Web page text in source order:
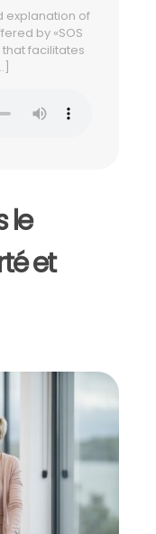
explanation of
by «SOS
facilitates
le
et